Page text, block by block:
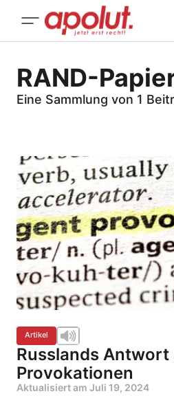
RAND-
Eine Sammlung von 1
Artikel
Russlands
Provokationen
Aktualisiert am Juli 19, 2024